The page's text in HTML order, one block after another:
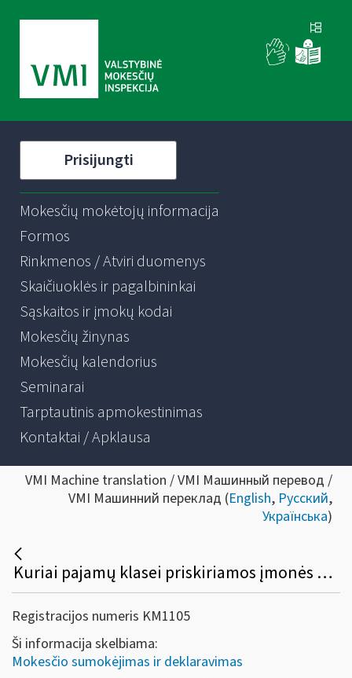
Prisijungti
Mokesčių mokėtojų informacija
Formos
Rinkmenos / Atviri duomenys
Skaičiuoklės ir pagalbininkai
Sąskaitos ir įmokų kodai
Mokesčių žinynas
Mokesčių kalendorius
Seminarai
Tarptautinis apmokestinimas
Kontaktai / Apklausa
VMI Machine translation / VMI Машинный перевод /
VMI Машинний переклад (English, Русский,
Українська)
Kuriai pajamų klasei priskiriamos įmonės nuolatiniam Lietuvos gyventojui išmokėtos išmokos už jai parduotą netinkamą eksploatuoti automobilį?
Registracijos numeris KM1105
Ši informacija skelbiama:
Mokesčio sumokėjimas ir deklaravimas